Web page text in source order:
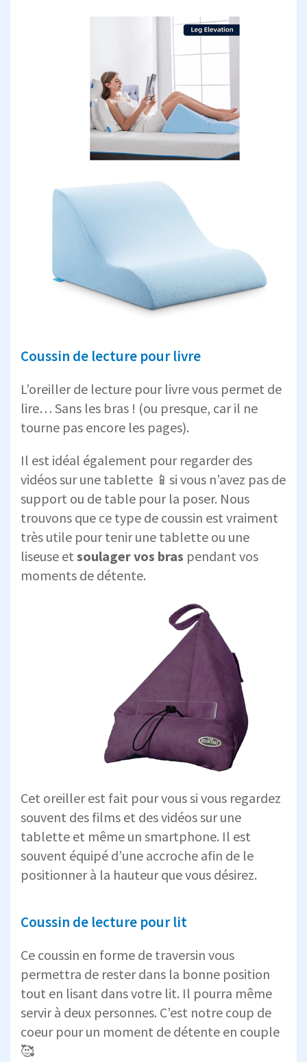
Coussin de lecture pour livre
L’oreiller de lecture pour livre vous permet de
lire… Sans les bras ! (ou presque, car il ne
tourne pas encore les pages).
Il est idéal également pour regarder des
vidéos sur une tablette 📱si vous n’avez pas de
support ou de table pour la poser. Nous
trouvons que ce type de coussin est vraiment
très utile pour tenir une tablette ou une
liseuse et soulager vos bras pendant vos
moments de détente.
Cet oreiller est fait pour vous si vous regardez
souvent des films et des vidéos sur une
tablette et même un smartphone. Il est
souvent équipé d’une accroche afin de le
positionner à la hauteur que vous désirez.
Coussin de lecture pour lit
Ce coussin en forme de traversin vous
permettra de rester dans la bonne position
tout en lisant dans votre lit. Il pourra même
servir à deux personnes. C’est notre coup de
coeur pour un moment de détente en couple
🥰